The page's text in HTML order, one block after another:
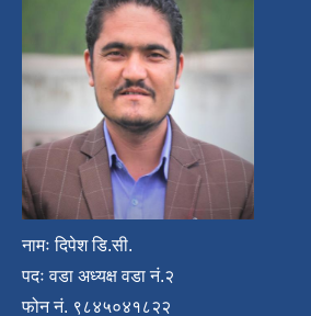
नामः दिपेश डि.सी.
पदः वडा अध्यक्ष वडा नं.२
फोन नं. ९८४५०४१८२२